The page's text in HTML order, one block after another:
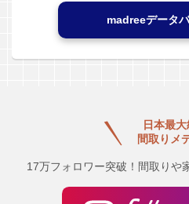
madreeデータ
日本最
間取りメ
17万フォロワー突破！間取りや